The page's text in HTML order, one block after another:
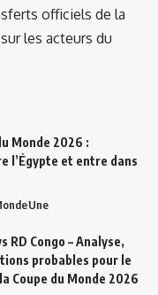
officiels de la
les acteurs du
Monde 2026 :
l’Égypte et entre dans
Une
RD Congo – Analyse,
probables pour le
Coupe du Monde 2026